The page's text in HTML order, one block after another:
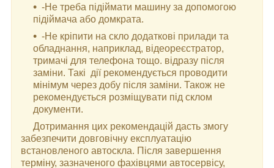
-Не треба підіймати машину за допомогою
підіймача або домкрата.
-Не кріпити на скло додаткові прилади та
обладнання, наприклад, відеореєстратор,
тримачі для телефона тощо. відразу після
заміни. Такі дії рекомендується проводити
мінімум через добу після заміни. Також не
рекомендується розміщувати під склом
документи.
Дотримання цих рекомендацій дасть змогу
забезпечити довговічну експлуатацію
встановленого автоскла. Після завершення
терміну, зазначеного фахівцями автосервісу,